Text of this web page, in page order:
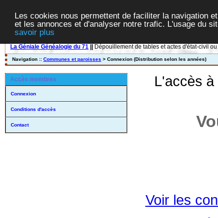
Les cookies nous permettent de faciliter la navigation
et les annonces et d'analyser notre trafic. L'usage du
savoir plus
La Géniale Généalogie du 71 Dépouillement de tables et actes d'état-civil
Navigation :: Communes et paroisses > Connexion (Distribution selon les années)
Accès membres
Connexion
Conditions d'accès
Contact
L'accès
Voir les